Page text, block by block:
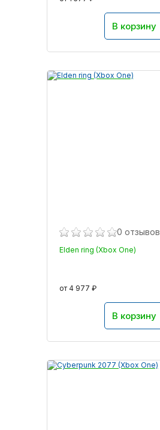
В корзину
0 отзывов
Elden ring (Xbox One)
от 4 977 ₽
В корзину